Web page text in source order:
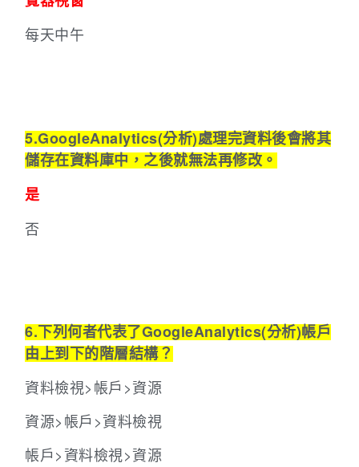
每天中午
5.GoogleAnalytics(分析)處理完資料後會將其
儲存在資料庫中，之後就無法再修改。
是
否
6.下列何者代表了GoogleAnalytics(分析)帳戶
由上到下的階層結構？
資料檢視>帳戶>資源
資源>帳戶>資料檢視
帳戶>資料檢視>資源